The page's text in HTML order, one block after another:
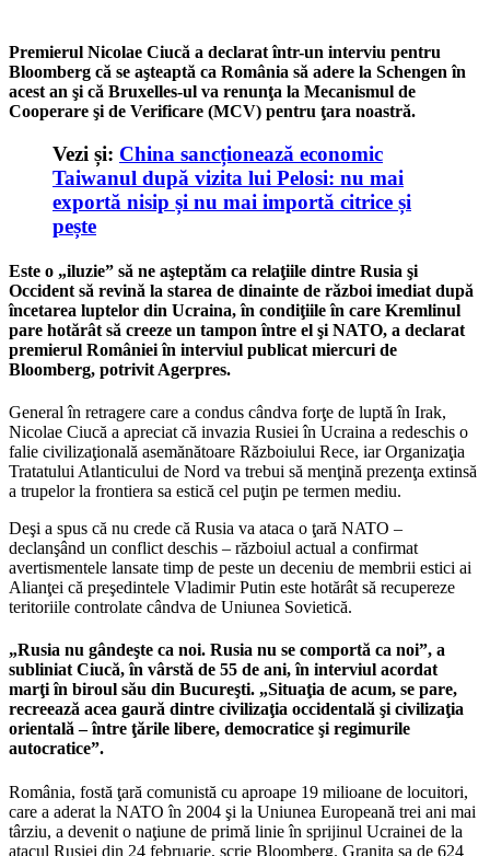
Premierul Nicolae Ciucă a declarat într-un interviu pentru
Bloomberg că se aşteaptă ca România să adere la Schengen în
acest an şi că Bruxelles-ul va renunţa la Mecanismul de
Cooperare şi de Verificare (MCV) pentru ţara noastră.
Vezi și: China sancționează economic
Taiwanul după vizita lui Pelosi: nu mai
exportă nisip și nu mai importă citrice și
pește
Este o „iluzie” să ne aşteptăm ca relaţiile dintre Rusia şi
Occident să revină la starea de dinainte de război imediat după
încetarea luptelor din Ucraina, în condiţiile în care Kremlinul
pare hotărât să creeze un tampon între el şi NATO, a declarat
premierul României în interviul publicat miercuri de
Bloomberg, potrivit Agerpres.
General în retragere care a condus cândva forţe de luptă în Irak,
Nicolae Ciucă a apreciat că invazia Rusiei în Ucraina a redeschis o
falie civilizaţională asemănătoare Războiului Rece, iar Organizaţia
Tratatului Atlanticului de Nord va trebui să menţină prezenţa extinsă
a trupelor la frontiera sa estică cel puţin pe termen mediu.
Deşi a spus că nu crede că Rusia va ataca o ţară NATO –
declanşând un conflict deschis – războiul actual a confirmat
avertismentele lansate timp de peste un deceniu de membrii estici ai
Alianţei că preşedintele Vladimir Putin este hotărât să recupereze
teritoriile controlate cândva de Uniunea Sovietică.
„Rusia nu gândeşte ca noi. Rusia nu se comportă ca noi”, a
subliniat Ciucă, în vârstă de 55 de ani, în interviul acordat
marţi în biroul său din Bucureşti. „Situaţia de acum, se pare,
recreează acea gaură dintre civilizaţia occidentală şi civilizaţia
orientală – între ţările libere, democratice şi regimurile
autocratice”.
România, fostă ţară comunistă cu aproape 19 milioane de locuitori,
care a aderat la NATO în 2004 şi la Uniunea Europeană trei ani mai
târziu, a devenit o naţiune de primă linie în sprijinul Ucrainei de la
atacul Rusiei din 24 februarie, scrie Bloomberg. Graniţa sa de 624